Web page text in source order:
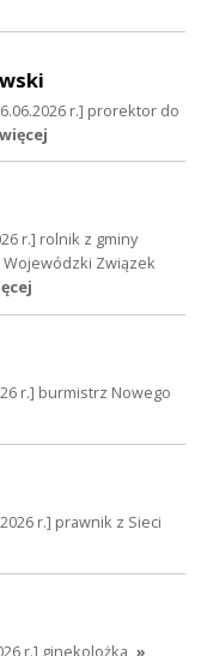
r.] prorektor do
r.] rolnik z gminy
Związek
r.] burmistrz Nowego
r.] prawnik z Sieci
r.] ginekolożka »